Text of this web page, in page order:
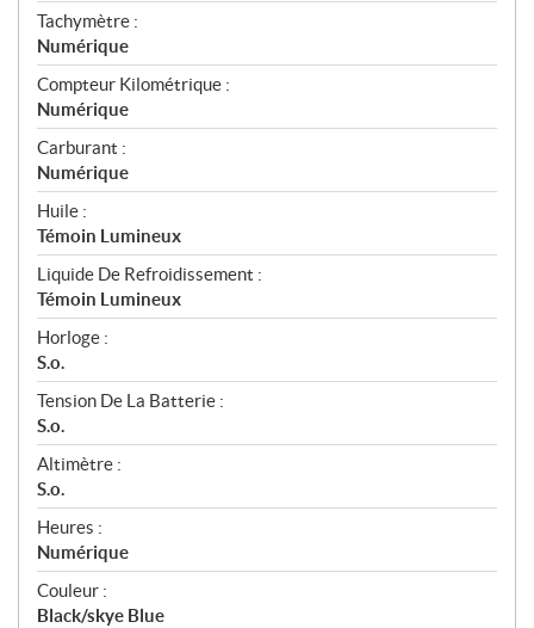
Tachymètre :
Numérique
Compteur Kilométrique :
Numérique
Carburant :
Numérique
Huile :
Témoin Lumineux
Liquide De Refroidissement :
Témoin Lumineux
Horloge :
S.o.
Tension De La Batterie :
S.o.
Altimètre :
S.o.
Heures :
Numérique
Couleur :
Black/skye Blue